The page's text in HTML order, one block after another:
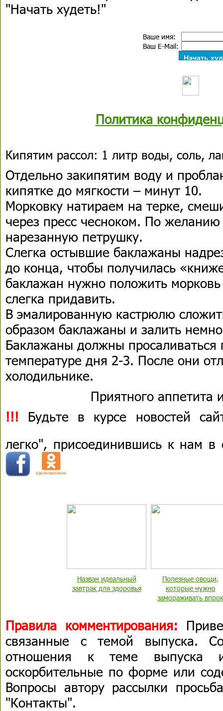
"Начать худеть!"
Ваше имя:
Ваш E-Mail:
Политика
Кипятим рассол: 1 литр воды, соль,
Отдельно закипятим воду и
кипятке до мягкости – минут 10.
Морковку натираем на терке,
через пресс чесноком. По
нарезанную петрушку.
Слегка остывшие баклажаны
до конца, чтобы получилась
баклажан нужно положить
слегка придавить.
В эмалированную кастрюлю
образом баклажаны и залить
Баклажаны должны просаливаться
температуре дня 2-3. После они
холодильнике.
Приятного аппетита
!!! Будьте в курсе новостей
легко", присоединившись к нам
Назван идеальный
завтрак для здоровья
Полезные овощи,
которые нужно
замораживать впрок
Правила комментирования:
связанные с темой выпуска.
отношения к теме выпуска
оскорбительные по форме или
Вопросы автору рассылки
"Контакты".